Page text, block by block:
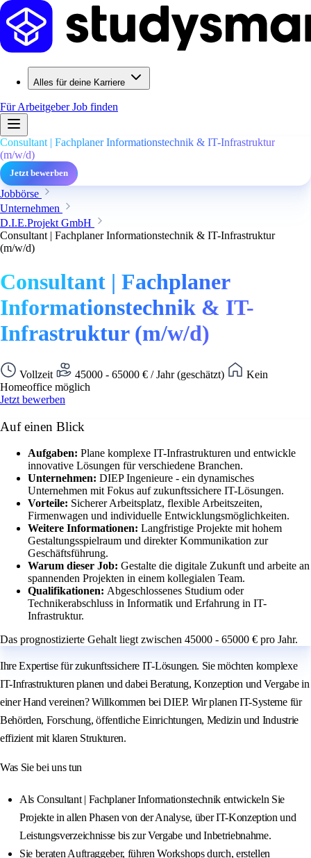
Alles für deine Karriere
Für ArbeitgeberJob finden
Consultant | Fachplaner Informationstechnik & IT-Infrastruktur
(m/w/d)
Jetzt bewerben
Jobbörse
Unternehmen
D.I.E.Projekt GmbH
Consultant | Fachplaner Informationstechnik & IT-Infrastruktur
(m/w/d)
Consultant | Fachplaner
Informationstechnik & IT-
Infrastruktur (m/w/d)
Vollzeit 45000 - 65000 € / Jahr (geschätzt)
Kein
Homeoffice möglich
Jetzt bewerben
Auf einen Blick
Aufgaben: Plane komplexe IT-Infrastrukturen und entwickle
innovative Lösungen für verschiedene Branchen.
Unternehmen: DIEP Ingenieure - ein dynamisches
Unternehmen mit Fokus auf zukunftssichere IT-Lösungen.
Vorteile: Sicherer Arbeitsplatz, flexible Arbeitszeiten,
Firmenwagen und individuelle Entwicklungsmöglichkeiten.
Weitere Informationen: Langfristige Projekte mit hohem
Gestaltungsspielraum und direkter Kommunikation zur
Geschäftsführung.
Warum dieser Job: Gestalte die digitale Zukunft und arbeite an
spannenden Projekten in einem kollegialen Team.
Qualifikationen: Abgeschlossenes Studium oder
Technikerabschluss in Informatik und Erfahrung in IT-
Infrastruktur.
Das prognostizierte Gehalt liegt zwischen 45000 - 65000 € pro Jahr.
Ihre Expertise für zukunftssichere IT-Lösungen. Sie möchten komplexe
IT-Infrastrukturen planen und dabei Beratung, Konzeption und Vergabe in
einer Hand vereinen? Willkommen bei DIEP. Wir planen IT-Systeme für
Behörden, Forschung, öffentliche Einrichtungen, Medizin und Industrie
effizient mit klaren Strukturen.
Was Sie bei uns tun
Als Consultant | Fachplaner Informationstechnik entwickeln Sie
Projekte in allen Phasen von der Analyse, über IT-Konzeption und
Leistungsverzeichnisse bis zur Vergabe und Inbetriebnahme.
Sie beraten Auftraggeber, führen Workshops durch, erstellen